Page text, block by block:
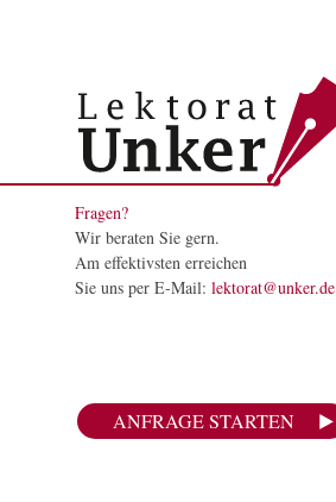
Fragen?
Wir beraten Sie gern.
Am effektivsten erreichen
Sie uns per E-Mail: lektorat@unker.de
ANFRAGE STARTEN